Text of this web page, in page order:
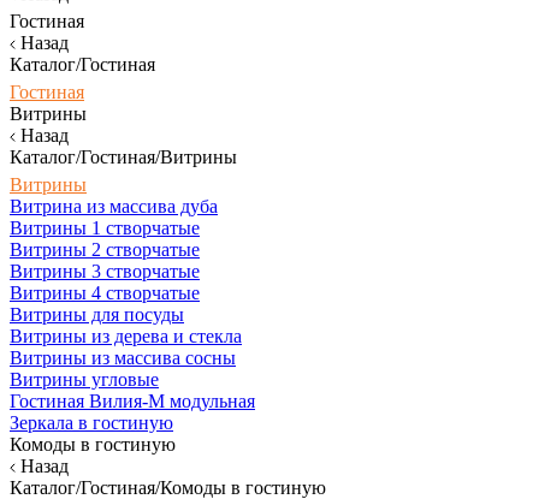
Гостиная
Назад
Каталог/Гостиная
Гостиная
Витрины
Назад
Каталог/Гостиная/Витрины
Витрины
Витрина из массива дуба
Витрины 1 створчатые
Витрины 2 створчатые
Витрины 3 створчатые
Витрины 4 створчатые
Витрины для посуды
Витрины из дерева и стекла
Витрины из массива сосны
Витрины угловые
Гостиная Вилия-М модульная
Зеркала в гостиную
Комоды в гостиную
Назад
Каталог/Гостиная/Комоды в гостиную